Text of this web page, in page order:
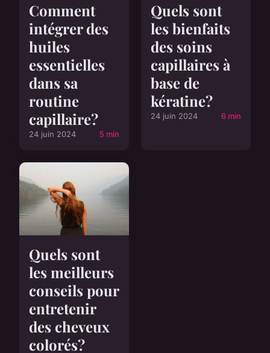
Comment
intégrer des
huiles
essentielles
dans sa
routine
capillaire?
24 juin 2024 5 min
Quels sont
les bienfaits
des soins
capillaires à
base de
kératine?
24 juin 2024 6 min
Quels sont
les meilleurs
conseils pour
entretenir
des cheveux
colorés?